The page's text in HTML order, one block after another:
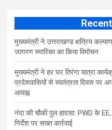
मुख्यमंत्री ने उत्तराखण्ड क्षत्रिय
जागरण स्मारिका का किया विमोचन
मुख्यमंत्री ने हर घर तिरंगा यात्रा
प्रदेशवासियों से स्वतंत्रता दिवस पर
आवाह्न
नंदा की चौकी पुल हादसा: PWD के
निर्देश पर सख्त कार्रवाई